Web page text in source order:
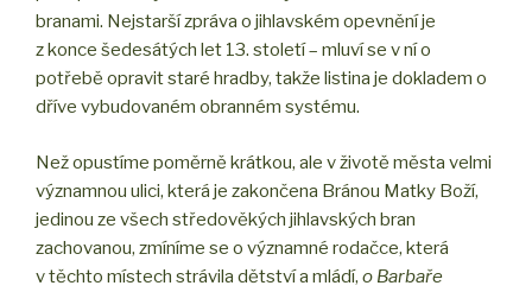
branami. Nejstarší zpráva o jihlavském opevnění je
z konce šedesátých let 13. století – mluví se v ní o
potřebě opravit staré hradby, takže listina je dokladem o
dříve vybudovaném obranném systému.
Než opustíme poměrně krátkou, ale v životě města velmi
významnou ulici, která je zakončena Bránou Matky Boží,
jedinou ze všech středověkých jihlavských bran
zachovanou, zmíníme se o významné rodačce, která
v těchto místech strávila dětství a mládí, o Barbaře